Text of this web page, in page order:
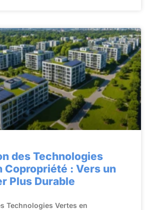
des Technologies
Copropriété : Vers un
Plus Durable
Technologies Vertes en